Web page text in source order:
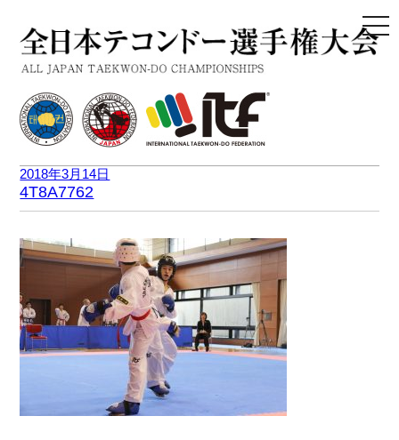
2018年3月14日
4T8A7762